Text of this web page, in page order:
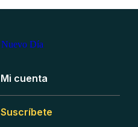
Mi cuenta
Suscríbete